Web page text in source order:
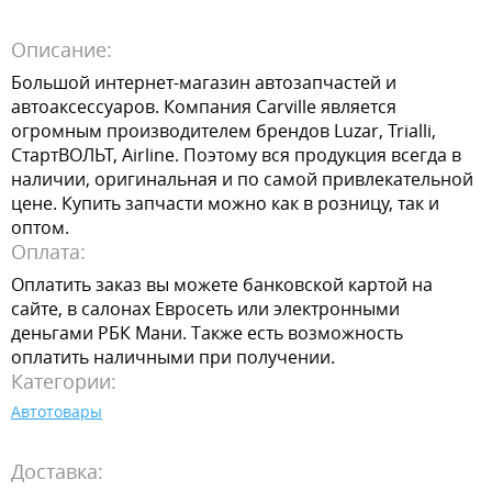
Описание:
Большой интернет-магазин автозапчастей и
автоаксессуаров. Компания Carville является
огромным производителем брендов Luzar, Trialli,
СтартВОЛЬТ, Airline. Поэтому вся продукция всегда в
наличии, оригинальная и по самой привлекательной
цене. Купить запчасти можно как в розницу, так и
оптом.
Оплата:
Оплатить заказ вы можете банковской картой на
сайте, в салонах Евросеть или электронными
деньгами РБК Мани. Также есть возможность
оплатить наличными при получении.
Категории:
Автотовары
Доставка: